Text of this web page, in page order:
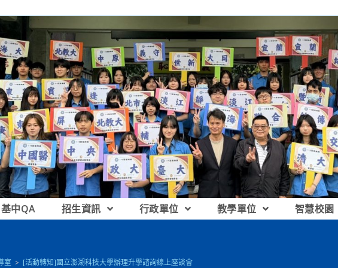
基中QA 招生資訊 行政單位 教學單位 智慧校園
室 > [活動轉知]國立澎湖科技大學辦理升學諮詢線上座談會